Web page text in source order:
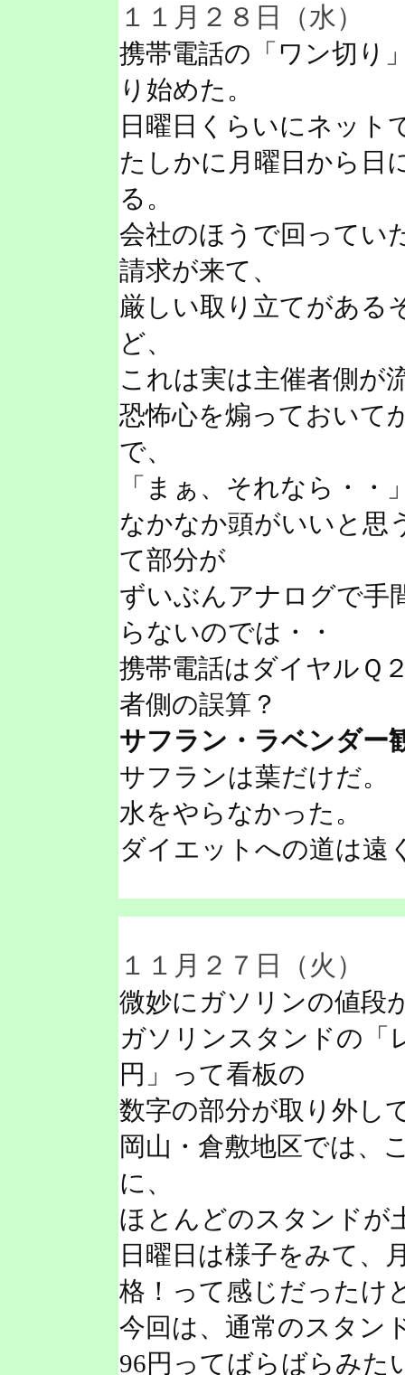
１１月２８日（水）
携帯電話の「ワン切り
り始めた。
日曜日くらいにネット
たしかに月曜日から日
る。
会社のほうで回ってい
請求が来て、
厳しい取り立てがある
ど、
これは実は主催者側が
恐怖心を煽っておいて
で、
「まぁ、それなら・
なかなか頭がいいと思
て部分が
ずいぶんアナログで手
らないのでは・・
携帯電話はダイヤルＱ
者側の誤算？
サフラン・ラベンダー
サフランは葉だけだ。
水をやらなかった。
ダイエットへの道は遠
１１月２７日（火）
微妙にガソリンの値段
ガソリンスタンドの「
円」って看板の
数字の部分が取り外し
岡山・倉敷地区では、
に、
ほとんどのスタンドが
日曜日は様子をみて、
格！って感じだったけ
今回は、通常のスタン
96円ってばらばらみた